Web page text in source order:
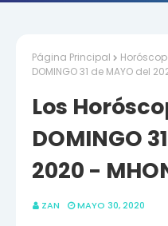
Página Principal
DOMINGO 31 de MAYO del
Los
DOMINGO
2020 -
ZAN MAYO 30, 2020